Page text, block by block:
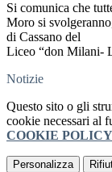
Si comunica che
Moro si
di Cassano del
Liceo “don Milani-
Notizie
Questo sito o gli
cookie necessari al
COOKIE POLICY
Personalizza